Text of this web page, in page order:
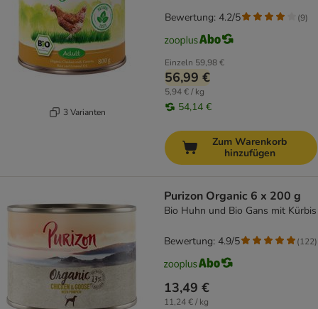
3 Varianten
Einzeln 59,98 €
56,99 €
5,94 € / kg
54,14 €
Bewertung: 4.2/5 (9)
Zum Warenkorb
hinzufügen
Purizon Organic 6 x 200 g
Bio Huhn und Bio Gans mit Kürbis
13,49 €
11,24 € / kg
Bewertung: 4.9/5 (122)